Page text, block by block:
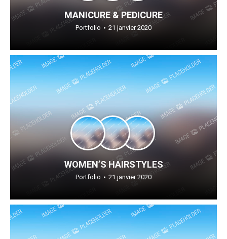
MANICURE & PEDICURE
Portfolio 21 janvier 2020
WOMEN’S HAIRSTYLES
Portfolio 21 janvier 2020